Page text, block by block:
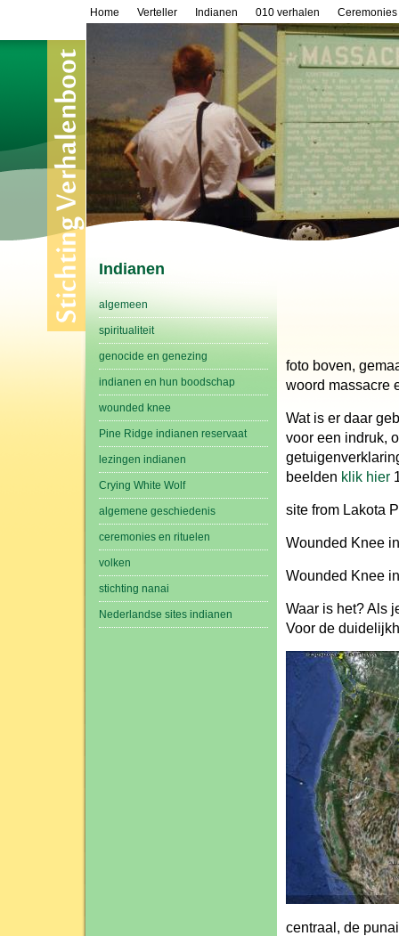
Home Verteller Indianen 010 verhalen Ceremonies
Indianen
algemeen
spiritualiteit
genocide en genezing
indianen en hun boodschap
wounded knee
Pine Ridge indianen reservaat
lezingen indianen
Crying White Wolf
algemene geschiedenis
ceremonies en rituelen
volken
stichting nanai
Nederlandse sites indianen
foto boven,
woord massacre
Wat is er daar
voor een indruk,
beelden klik hier
site from Lakota
Wounded Knee
Wounded Knee
Waar is het? Als
Voor de
centraal, de